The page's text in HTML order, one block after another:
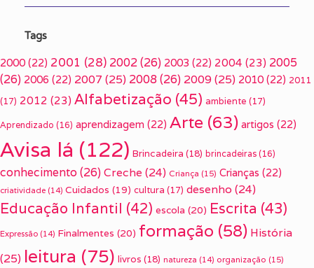
Tags
2000 (22) 2001 (28) 2002(26) 2003 (22) 2004 (23) 2005
(26) 2006 (22) 2007 (25) 2008(26) 2009(25) 2010 (22) 2011
(17) 2012 (23) Alfabetização (45) ambiente (17)
Aprendizado (16) aprendizagem (22) Arte (63) artigos (22)
Avisa lá (122) Brincadeira (18) brincadeiras (16)
conhecimento(26) Creche (24) Criança (15) Crianças (22)
criatividade (14) Cuidados (19) cultura (17) desenho (24)
Educação Infantil (42) escola (20) Escrita (43)
Expressão (14) Finalmentes (20) formação (58) História
(25) leitura (75) livros (18) natureza (14) organização (15)